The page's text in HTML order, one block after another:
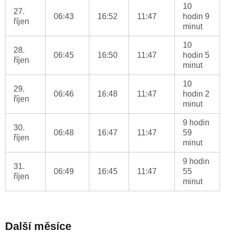
27.
říjen
06:43 16:52 11:47
10
hodin 9
minut
28.
říjen
06:45 16:50 11:47
10
hodin 5
minut
29.
říjen
06:46 16:48 11:47
10
hodin 2
minut
30.
říjen
06:48 16:47 11:47
9 hodin
59
minut
31.
říjen
06:49 16:45 11:47
9 hodin
55
minut
Další měsíce